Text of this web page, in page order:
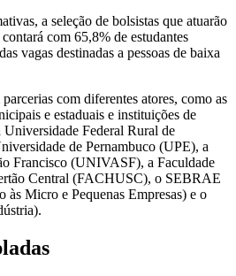
a seleção de bolsistas que atuarão
com 65,8% de estudantes
vagas destinadas a pessoas de baixa
com diferentes atores, como as
e estaduais e instituições de
Federal Rural de
de Pernambuco (UPE), a
Francisco (UNIVASF), a Faculdade
Central (FACHUSC), o SEBRAE
Micro e Pequenas Empresas) e o